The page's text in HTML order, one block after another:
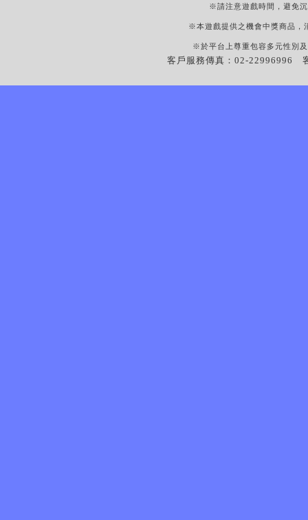
※請注意遊戲時間，避免
※本遊戲提供之機會中獎商品，
※於平台上尊重包容多元性別
客戶服務傳真：02-22996996